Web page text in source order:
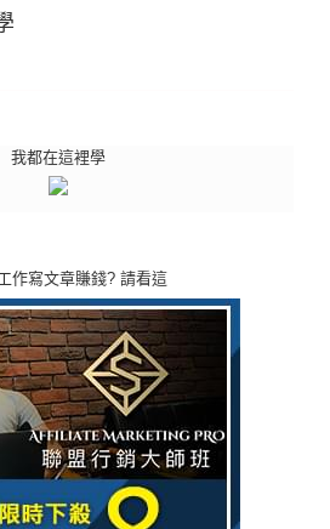
我都在這裡學
作寫文章賺錢? 請看這